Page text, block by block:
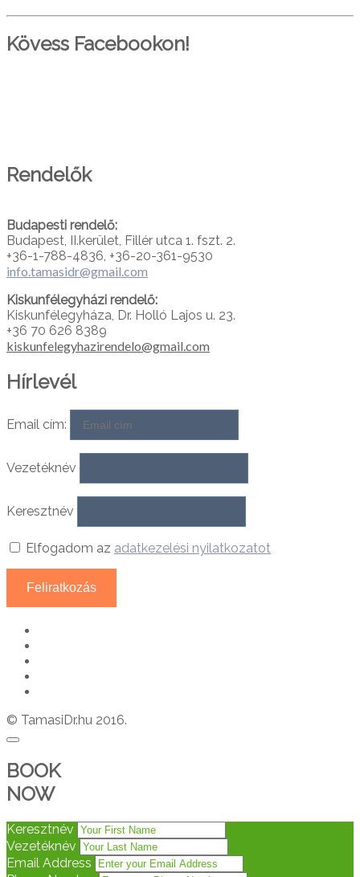
Kövess Facebookon!
Rendelők
Budapesti rendelő:
Budapest, II.kerület, Fillér utca 1. fszt. 2.
+36-1-788-4836, +36-20-361-9530
info.tamasidr@gmail.com
Kiskunfélegyházi rendelő:
Kiskunfélegyháza, Dr. Holló Lajos u. 23.
+36 70 626 8389
kiskunfelegyhazirendelo@gmail.com
Hírlevél
Email cím:
Vezetéknév
Keresztnév
Elfogadom az adatkezelési nyilatkozatot
© TamasiDr.hu 2016.
BOOK
NOW
Keresztnév
Vezetéknév
Email Address